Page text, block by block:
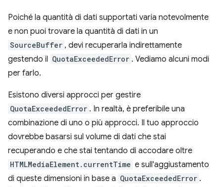
Poiché la quantità di dati supportati varia notevolmente
e non puoi trovare la quantità di dati in un
SourceBuffer , devi recuperarla indirettamente
gestendo il QuotaExceededError . Vediamo alcuni modi
per farlo.
Esistono diversi approcci per gestire
QuotaExceededError . In realtà, è preferibile una
combinazione di uno o più approcci. Il tuo approccio
dovrebbe basarsi sul volume di dati che stai
recuperando e che stai tentando di accodare oltre
HTMLMediaElement.currentTime e sull'aggiustamento
di queste dimensioni in base a QuotaExceededError .